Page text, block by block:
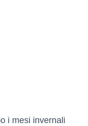
i mesi invernali